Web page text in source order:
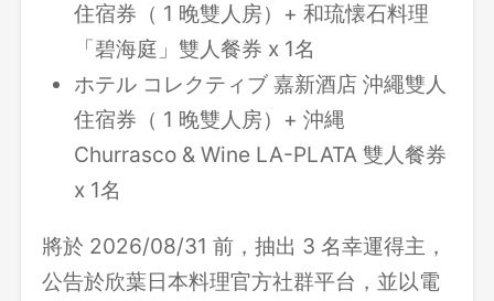
住宿券（ 1 晚雙人房）+ 和琉懐石料理
「碧海庭」雙人餐券 x 1名
ホテル コレクティブ 嘉新酒店 沖繩雙人
住宿券（ 1 晚雙人房）+ 沖縄
Churrasco & Wine LA-PLATA 雙人餐券
x 1名
將於 2026/08/31 前，抽出 3 名幸運得主，
公告於欣葉日本料理官方社群平台，並以電